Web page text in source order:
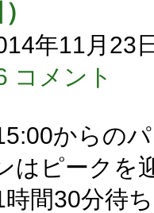
年11月23
コメント
からの
はピークを
間30分待